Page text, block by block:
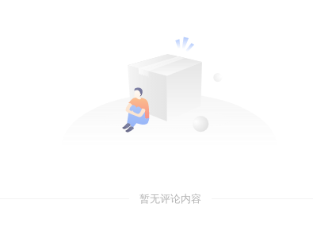
暂无评论内容